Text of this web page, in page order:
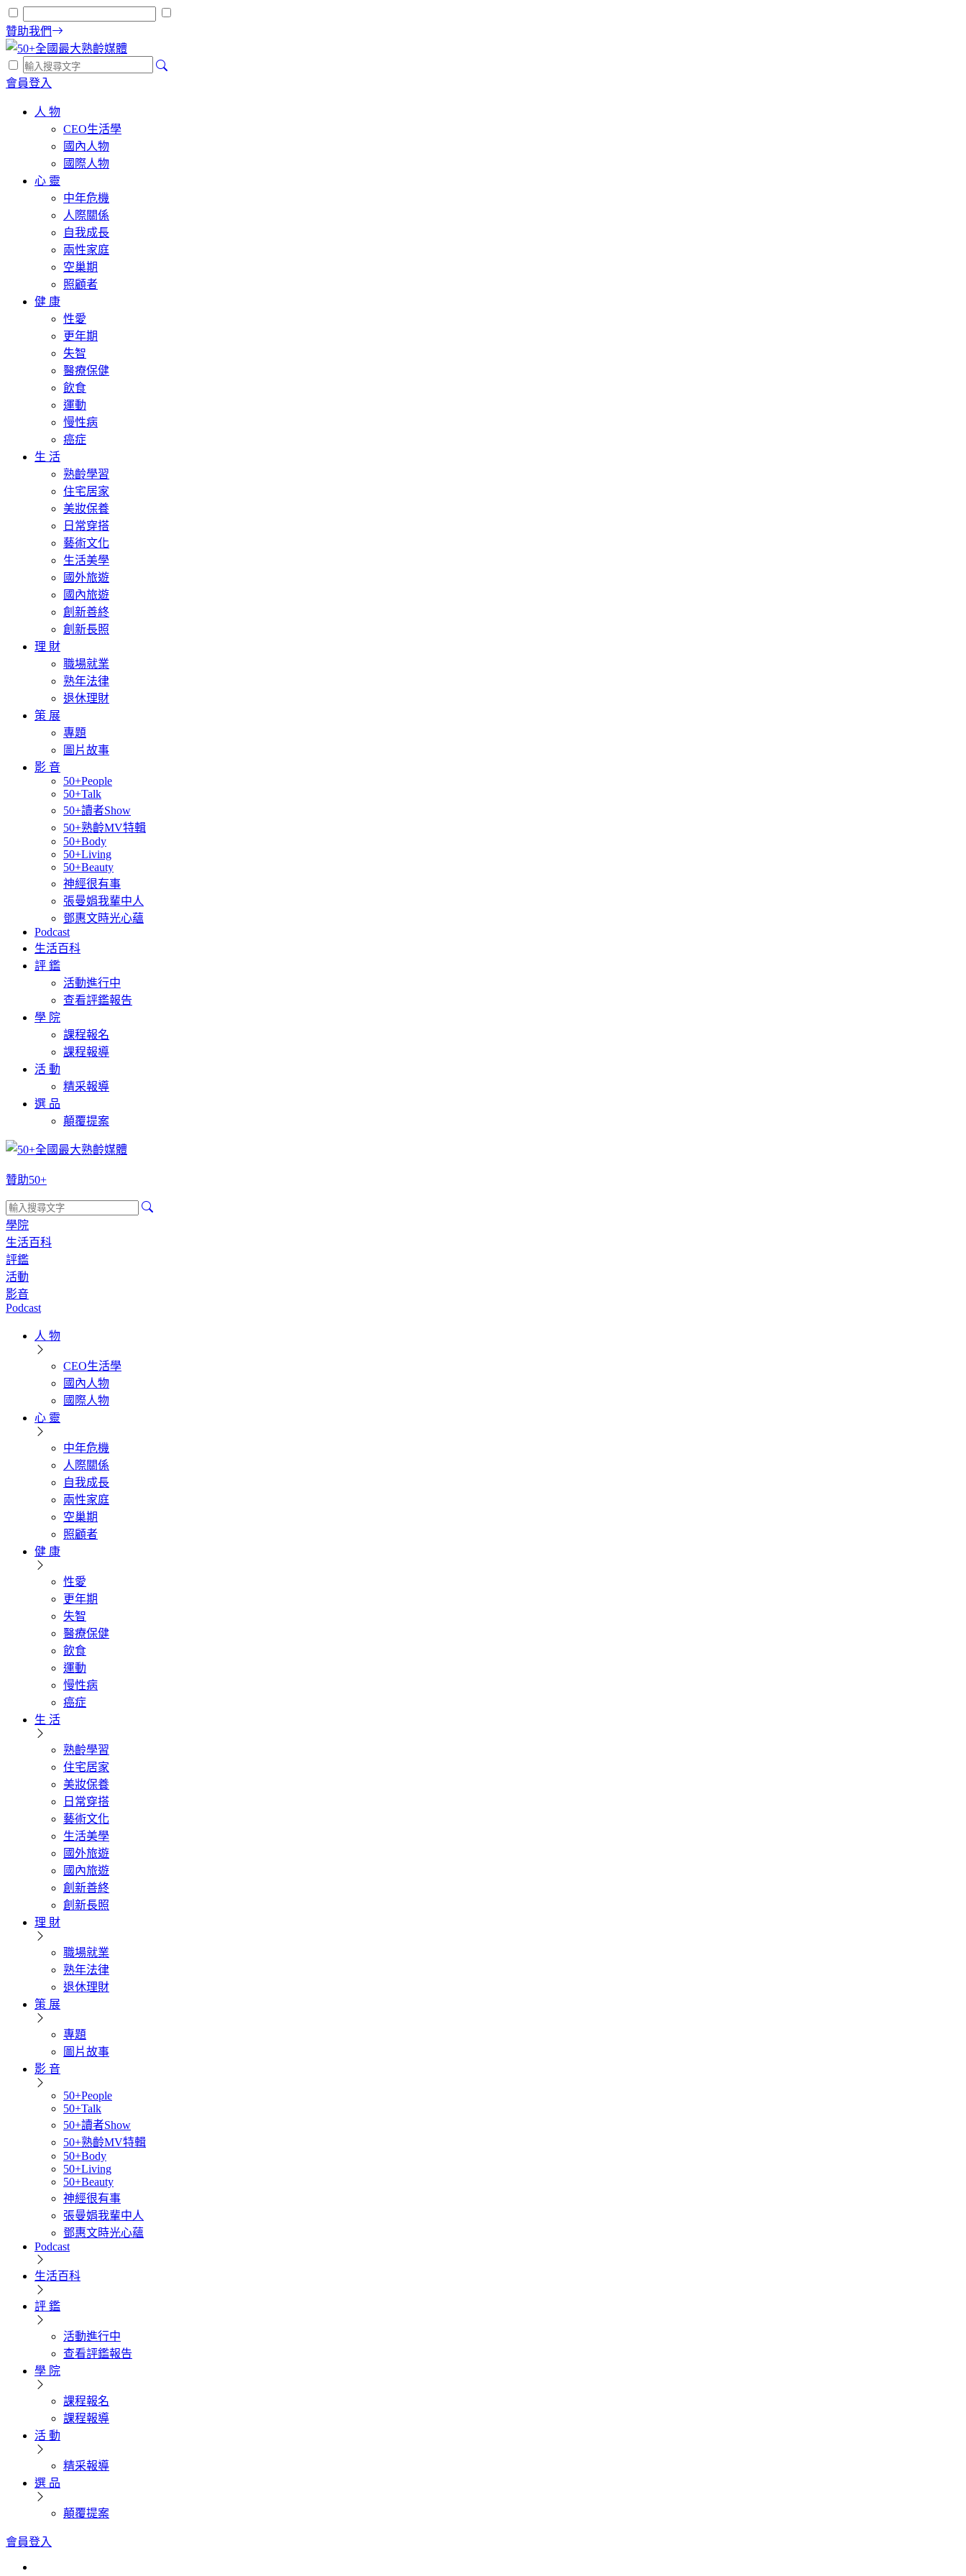
贊助我們
會員登入
人 物
CEO生活學
國內人物
國際人物
心 靈
中年危機
人際關係
自我成長
兩性家庭
空巢期
照顧者
健 康
性愛
更年期
失智
醫療保健
飲食
運動
慢性病
癌症
生 活
熟齡學習
住宅居家
美妝保養
日常穿搭
藝術文化
生活美學
國外旅遊
國內旅遊
創新善終
創新長照
理 財
職場就業
熟年法律
退休理財
策 展
專題
圖片故事
影 音
50+People
50+Talk
50+讀者Show
50+熟齡MV特輯
50+Body
50+Living
50+Beauty
神經很有事
張曼娟我輩中人
鄧惠文時光心蘊
Podcast
生活百科
評 鑑
活動進行中
查看評鑑報告
學 院
課程報名
課程報導
活 動
精采報導
選 品
顛覆提案
贊助50+
學院
生活百科
評鑑
活動
影音
Podcast
人 物
CEO生活學
國內人物
國際人物
心 靈
中年危機
人際關係
自我成長
兩性家庭
空巢期
照顧者
健 康
性愛
更年期
失智
醫療保健
飲食
運動
慢性病
癌症
生 活
熟齡學習
住宅居家
美妝保養
日常穿搭
藝術文化
生活美學
國外旅遊
國內旅遊
創新善終
創新長照
理 財
職場就業
熟年法律
退休理財
策 展
專題
圖片故事
影 音
50+People
50+Talk
50+讀者Show
50+熟齡MV特輯
50+Body
50+Living
50+Beauty
神經很有事
張曼娟我輩中人
鄧惠文時光心蘊
Podcast
生活百科
評 鑑
活動進行中
查看評鑑報告
學 院
課程報名
課程報導
活 動
精采報導
選 品
顛覆提案
會員登入